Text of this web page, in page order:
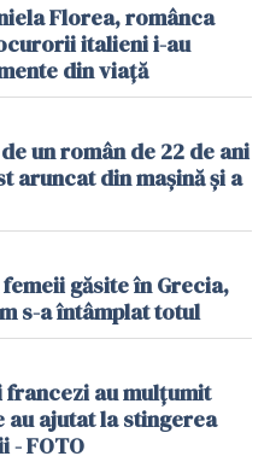
Florea, românca
italieni i-au
din viață
un român de 22 de ani
aruncat din mașină și a
găsite în Grecia,
s-a întâmplat totul
francezi au mulțumit
ajutat la stingerea
- FOTO